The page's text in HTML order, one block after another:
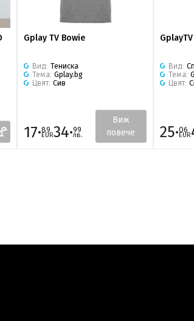
Gplay TV Bowie
Вид: Тениска
Тема: Gplay.bg
Цвят: Сив
17·89
EUR34·99
лв.
Виж
повече
Вид:
Тема:
Цвят:
25·06
EUR